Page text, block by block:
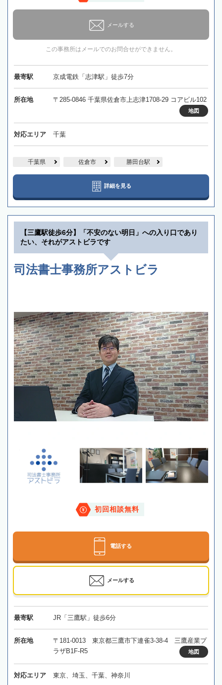
メールする
この事務所はメールでのお問合せができません。
最寄駅 京成電鉄「志津駅」徒歩7分
所在地 〒285-0846 千葉県佐倉市上志津1708-29 コアビル102
地図
対応エリア 千葉
千葉県 佐倉市 勝田台駅
詳細を見る
【三鷹駅徒歩6分】「不安のない明日」への入り口であり
たい、それがアストビラです
司法書士事務所アストビラ
初回相談無料
電話する
メールする
最寄駅 JR「三鷹駅」徒歩6分
所在地
〒181-0013 東京都三鷹市下連雀3-38-4 三鷹産業プ
ラザB1F-R5
地図
対応エリア 東京、埼玉、千葉、神奈川